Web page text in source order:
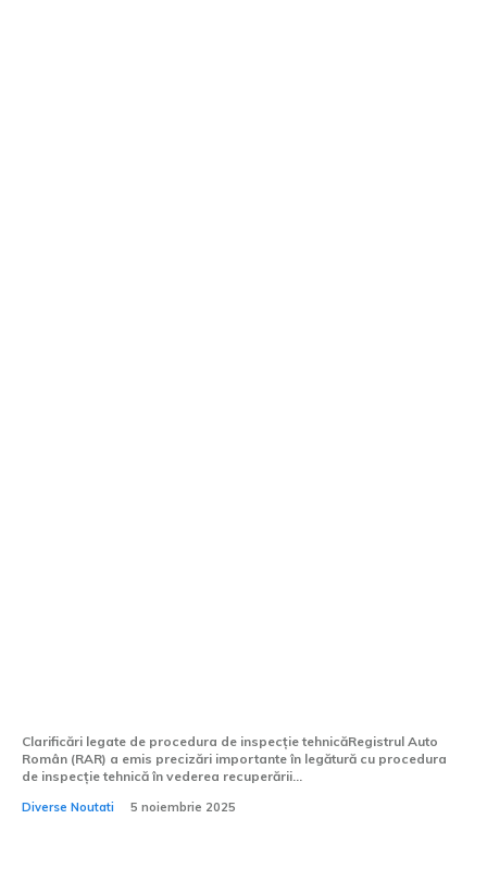
Clarificări legate de procedura de inspecție tehnicăRegistrul Auto
Român (RAR) a emis precizări importante în legătură cu procedura
de inspecție tehnică în vederea recuperării...
Diverse Noutati 5 noiembrie 2025